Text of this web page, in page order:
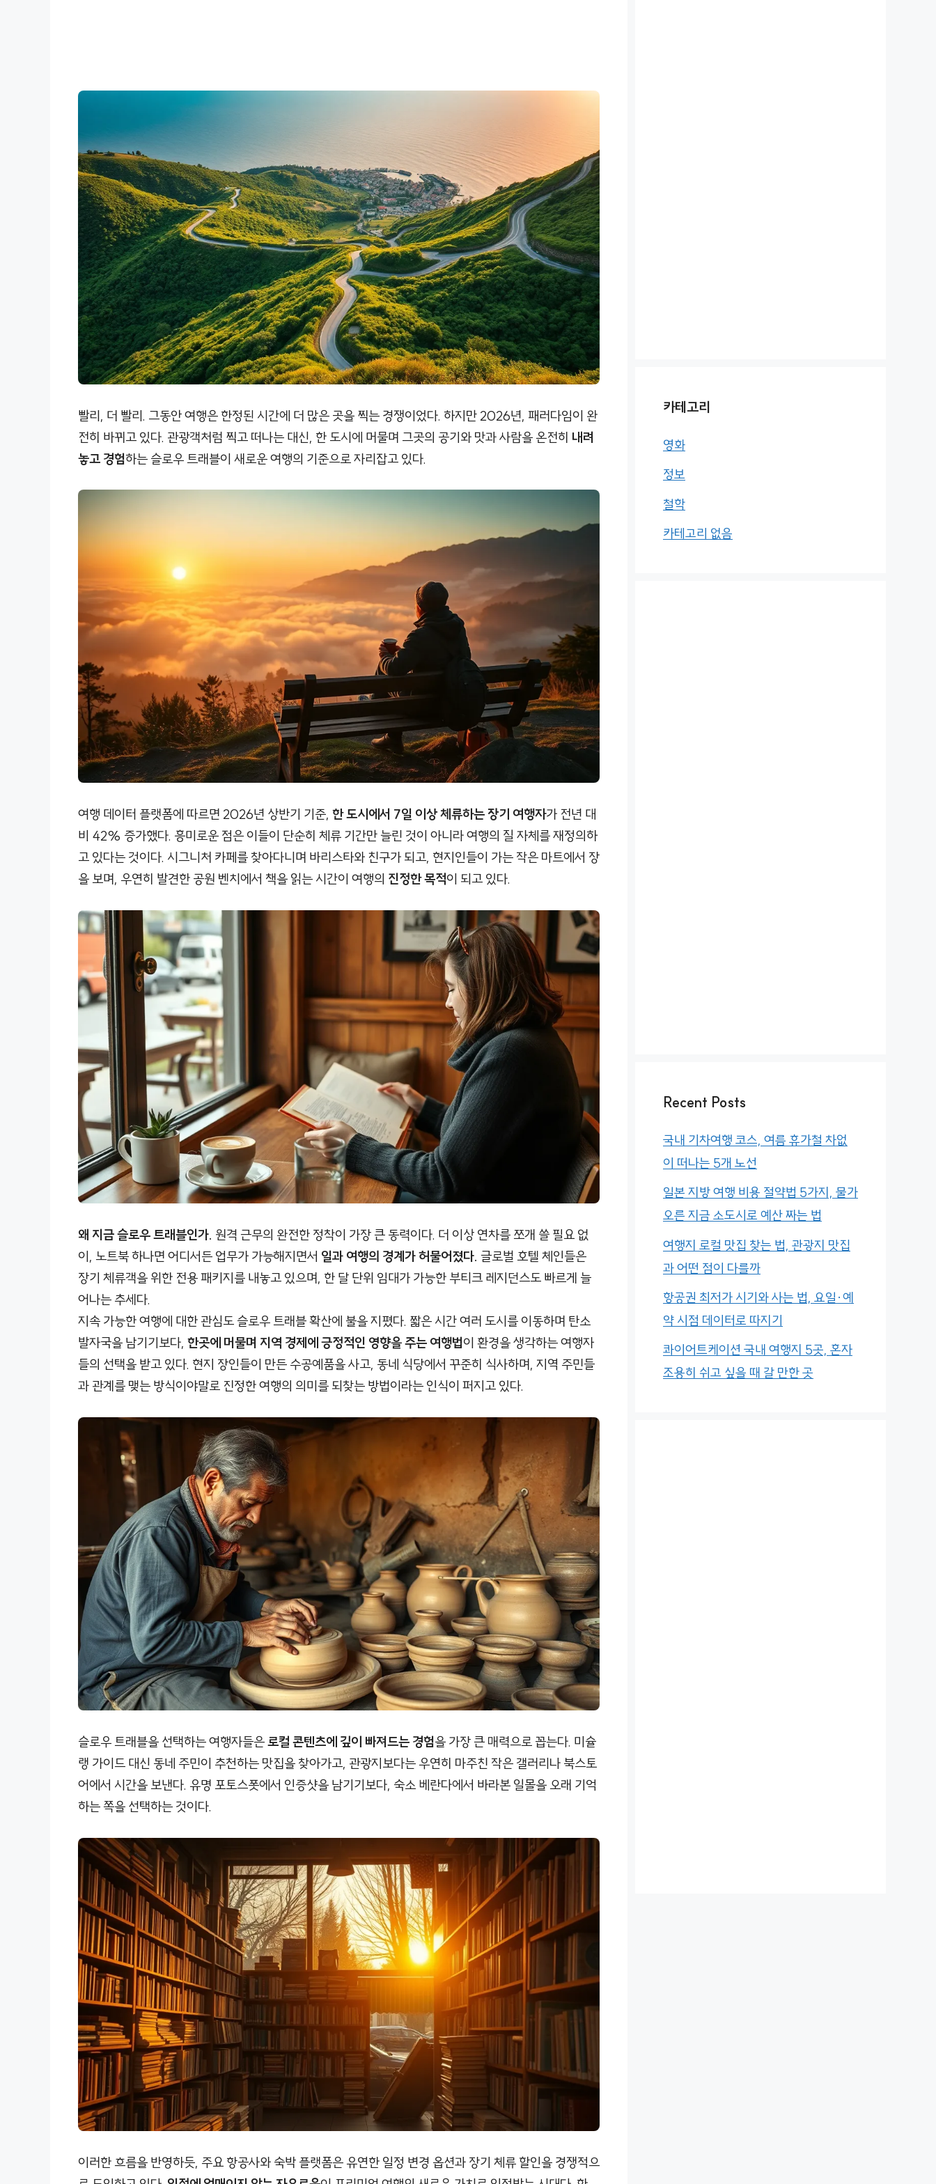
빨리, 더 빨리. 그동안 여행은 한정된 시간에 더 많은 곳을 찍는 경쟁이었다. 하지만 2026년, 패러다임이 완
전히 바뀌고 있다. 관광객처럼 찍고 떠나는 대신, 한 도시에 머물며 그곳의 공기와 맛과 사람을 온전히 내려
놓고 경험하는 슬로우 트래블이 새로운 여행의 기준으로 자리잡고 있다.
여행 데이터 플랫폼에 따르면 2026년 상반기 기준, 한 도시에서 7일 이상 체류하는 장기 여행자가 전년 대
비 42% 증가했다. 흥미로운 점은 이들이 단순히 체류 기간만 늘린 것이 아니라 여행의 질 자체를 재정의하
고 있다는 것이다. 시그니처 카페를 찾아다니며 바리스타와 친구가 되고, 현지인들이 가는 작은 마트에서 장
을 보며, 우연히 발견한 공원 벤치에서 책을 읽는 시간이 여행의 진정한 목적이 되고 있다.
왜 지금 슬로우 트래블인가. 원격 근무의 완전한 정착이 가장 큰 동력이다. 더 이상 연차를 쪼개 쓸 필요 없
이, 노트북 하나면 어디서든 업무가 가능해지면서 일과 여행의 경계가 허물어졌다. 글로벌 호텔 체인들은
장기 체류객을 위한 전용 패키지를 내놓고 있으며, 한 달 단위 임대가 가능한 부티크 레지던스도 빠르게 늘
어나는 추세다.
지속 가능한 여행에 대한 관심도 슬로우 트래블 확산에 불을 지폈다. 짧은 시간 여러 도시를 이동하며 탄소
발자국을 남기기보다, 한곳에 머물며 지역 경제에 긍정적인 영향을 주는 여행법이 환경을 생각하는 여행자
들의 선택을 받고 있다. 현지 장인들이 만든 수공예품을 사고, 동네 식당에서 꾸준히 식사하며, 지역 주민들
과 관계를 맺는 방식이야말로 진정한 여행의 의미를 되찾는 방법이라는 인식이 퍼지고 있다.
슬로우 트래블을 선택하는 여행자들은로컬 콘텐츠에 깊이 빠져드는 경험을 가장 큰 매력으로 꼽는다. 미슐
랭 가이드 대신 동네 주민이 추천하는 맛집을 찾아가고, 관광지보다는 우연히 마주친 작은 갤러리나 북스토
어에서 시간을 보낸다. 유명 포토스폿에서 인증샷을 남기기보다, 숙소 베란다에서 바라본 일몰을 오래 기억
하는 쪽을 선택하는 것이다.
이러한 흐름을 반영하듯, 주요 항공사와 숙박 플랫폼은 유연한 일정 변경 옵션과 장기 체류 할인을 경쟁적으
카테고리
영화
정보
철학
카테고리 없음
Recent Posts
국내 기차여행 코스, 여름 휴가철 차없
이 떠나는 5개 노선
일본 지방 여행 비용 절약법 5가지, 물가
오른 지금 소도시로 예산 짜는 법
여행지 로컬 맛집 찾는 법, 관광지 맛집
과 어떤 점이 다를까
항공권 최저가 시기와 사는 법, 요일·예
약 시점 데이터로 따지기
콰이어트케이션 국내 여행지 5곳, 혼자
조용히 쉬고 싶을 때 갈 만한 곳